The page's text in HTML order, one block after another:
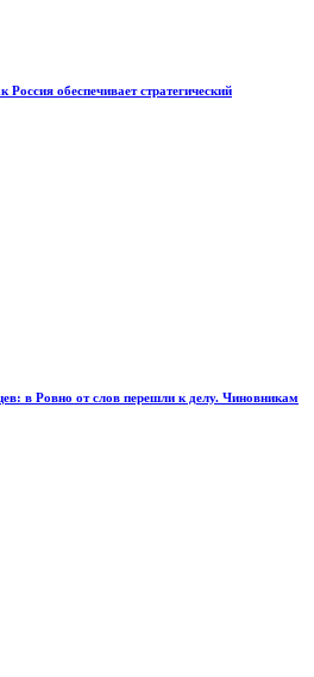
обеспечивает стратегический
в Ровно от слов перешли к делу. Чиновникам